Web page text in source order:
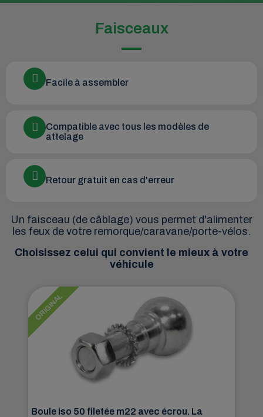
Faisceaux
Facile à assembler
Compatible avec tous les modèles de
attelage
Retour gratuit en cas d'erreur
Un faisceau (de câblage) vous permet d'alimenter
les feux de votre remorque/caravane/porte-vélos.
Choisissez celui qui convient le mieux à votre
véhicule
ORIGINAL
Boule iso 50 filetée m22 avec écrou. La